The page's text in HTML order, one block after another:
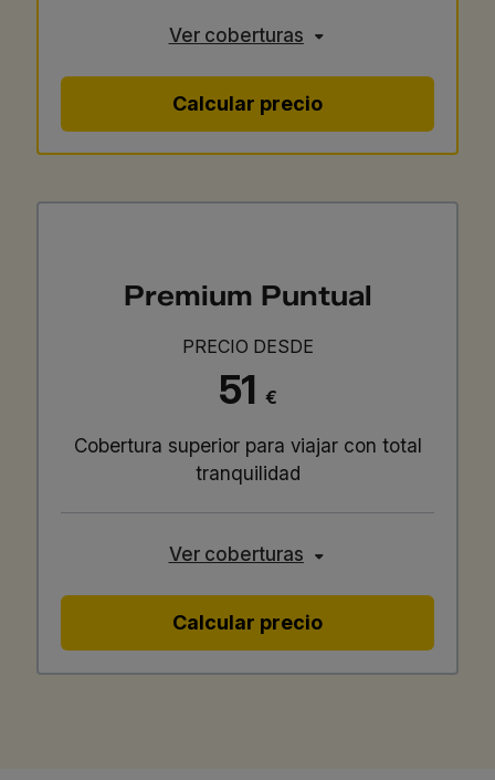
Ver coberturas
Calcular precio
Premium Puntual
PRECIO DESDE
51 €
Cobertura superior para viajar con total
tranquilidad
Ver coberturas
Calcular precio